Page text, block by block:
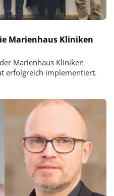
Marienhaus Kliniken
Marienhaus Kliniken
erfolgreich implementiert.